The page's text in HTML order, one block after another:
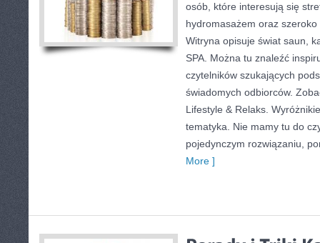
osób, które interesują się
hydromasażem oraz
Witryna opisuje świat saun,
SPA. Można tu znaleźć
czytelników szukających
świadomych odbiorców.
Lifestyle & Relaks.
tematyka. Nie mamy tu do
pojedynczym rozwiązaniu,
More ]